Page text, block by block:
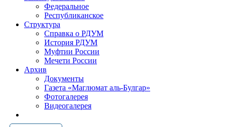
Федеральное
Республиканское
Структура
Справка о РДУМ
История РДУМ
Муфтии России
Мечети России
Архив
Документы
Газета «Маглюмат аль-Булгар»
Фотогалерея
Видеогалерея